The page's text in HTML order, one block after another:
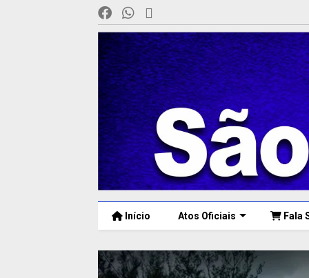
Início Atos Oficiais Fala